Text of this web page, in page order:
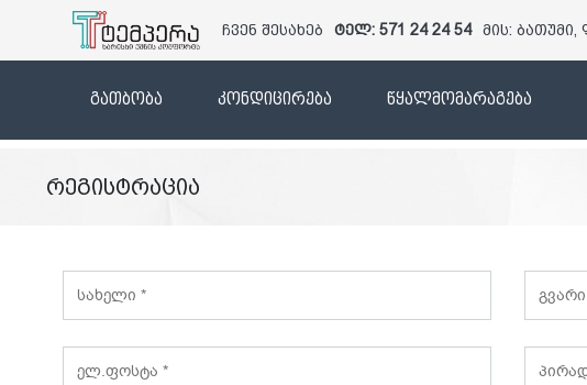
ჩვენ შესახებ ტელ: 571 24 24 54 მის:
გათბობა კონდიცირება წყალმომარაგება
რეგისტრაცია